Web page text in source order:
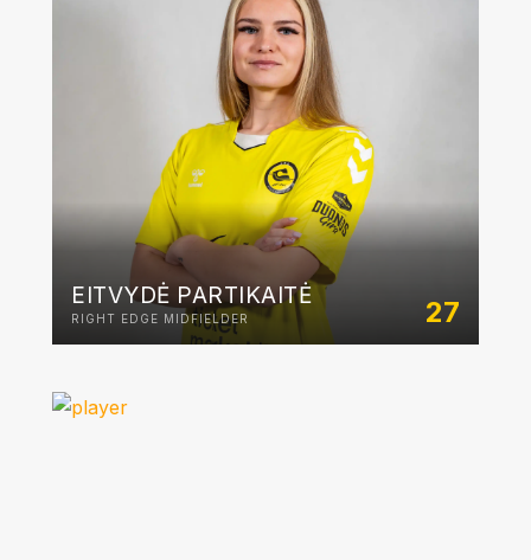
EITVYDĖ PARTIKAITĖ
RIGHT EDGE MIDFIELDER 27